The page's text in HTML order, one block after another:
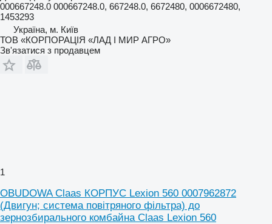
000667248.0 000667248.0, 667248.0, 6672480, 0006672480,
1453293
Україна, м. Київ
ТОВ «КОРПОРАЦІЯ «ЛАД І МИР АГРО»
Зв'язатися з продавцем
1
OBUDOWA Claas КОРПУС Lexion 560 0007962872
(Двигун; система повітряного фільтра) до
зернозбирального комбайна Claas Lexion 560